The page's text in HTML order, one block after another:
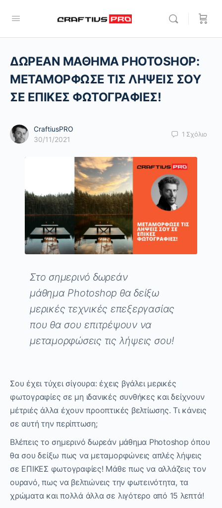
ΔΩΡΕΑΝ ΜΑΘΗΜΑ PHOTOSHOP:
ΜΕΤΑΜΟΡΦΩΣΕ ΤΙΣ ΛΗΨΕΙΣ ΣΟΥ
ΣΕ ΕΠΙΚΕΣ ΦΩΤΟΓΡΑΦΙΕΣ!
CraftiusPRO
30/11/2021
1 Σχόλιο
Στο σημερινό δωρεάν
μάθημα Photoshop θα δείξω
μερικές τεχνικές επεξεργασίας
που θα σου επιτρέψουν να
μεταμορφώσεις τις λήψεις σου!
Σου έχει τύχει σίγουρα: έχεις βγάλει μερικές
φωτογραφίες σε μη ιδανικές συνθήκες και δείχνουν
μέτριές άλλα έχουν προοπτικές βελτίωσης. Τι κάνεις
σε αυτή την περίπτωση;
Βλέπεις το σημερινό δωρεάν μάθημα Photoshop όπου
θα σου δείξω πως να μεταμορφώνεις απλές λήψεις
σε ΕΠΙΚΕΣ φωτογραφίες! Μάθε πως να αλλάζεις τον
ουρανό, πως να βελτιώνεις την φωτεινότητα, τα
χρώματα και πολλά άλλα σε λιγότερο από 15 λεπτά!